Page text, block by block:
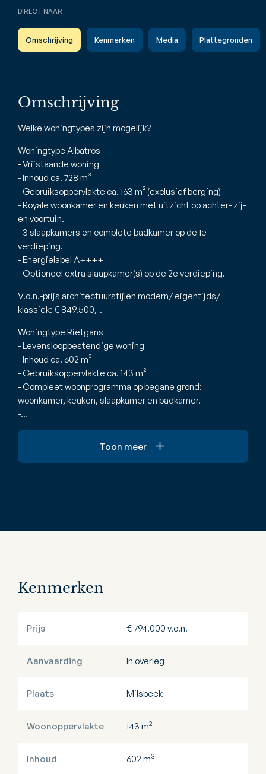
DIRECT NAAR
Omschrijving Kenmerken Media Plattegronden
Omschrijving
Welke woningtypes zijn mogelijk?
Woningtype Albatros
- Vrijstaande woning
- Inhoud ca. 728 m³
- Gebruiksoppervlakte ca. 163 m² (exclusief berging)
- Royale woonkamer en keuken met uitzicht op achter- zij-
en voortuin.
- 3 slaapkamers en complete badkamer op de 1e
verdieping.
- Energielabel A++++
- Optioneel extra slaapkamer(s) op de 2e verdieping.
V.o.n.-prijs architectuurstijlen modern/ eigentijds/
klassiek: € 849.500,-.
Woningtype Rietgans
- Levensloopbestendige woning
- Inhoud ca. 602 m³
- Gebruiksoppervlakte ca. 143 m²
- Compleet woonprogramma op begane grond:
woonkamer, keuken, slaapkamer en badkamer.
-…
Toon meer
Kenmerken
Prijs € 794.000 v.o.n.
Aanvaarding In overleg
Plaats Milsbeek
Woonoppervlakte 143 m2
Inhoud 602 m3